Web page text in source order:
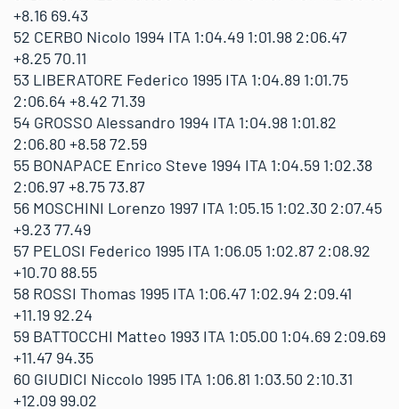
+8.16 69.43
52 CERBO Nicolo 1994 ITA 1:04.49 1:01.98 2:06.47
+8.25 70.11
53 LIBERATORE Federico 1995 ITA 1:04.89 1:01.75
2:06.64 +8.42 71.39
54 GROSSO Alessandro 1994 ITA 1:04.98 1:01.82
2:06.80 +8.58 72.59
55 BONAPACE Enrico Steve 1994 ITA 1:04.59 1:02.38
2:06.97 +8.75 73.87
56 MOSCHINI Lorenzo 1997 ITA 1:05.15 1:02.30 2:07.45
+9.23 77.49
57 PELOSI Federico 1995 ITA 1:06.05 1:02.87 2:08.92
+10.70 88.55
58 ROSSI Thomas 1995 ITA 1:06.47 1:02.94 2:09.41
+11.19 92.24
59 BATTOCCHI Matteo 1993 ITA 1:05.00 1:04.69 2:09.69
+11.47 94.35
60 GIUDICI Niccolo 1995 ITA 1:06.81 1:03.50 2:10.31
+12.09 99.02